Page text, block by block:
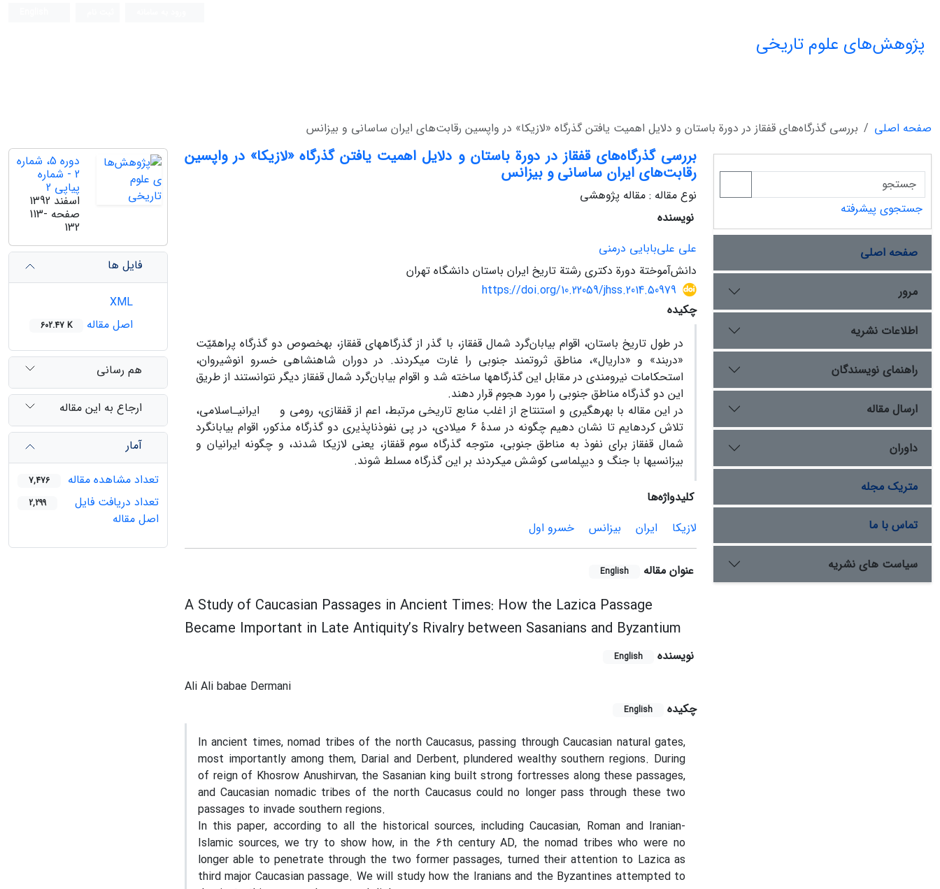
پژوهش‌های علوم تاریخی
صفحه اصلی بررسی گذر‌گاه‌های قفقاز در دورة باستان و دلایل اهمیت یافتن گذرگاه «‌لازیکا» در واپسین رقابت‌های ایران ساسانی و بیزانس
بررسی گذر‌گاه‌های قفقاز در دورة باستان و دلایل اهمیت یافتن گذرگاه «‌لازیکا» در واپسین
رقابت‌های ایران ساسانی و بیزانس
نوع مقاله : مقاله پژوهشی
نویسنده
علی علی‌بابایی درمنی
دانش‌آموختة دورة دکتری رشتة تاریخ ایران باستان دانشگاه تهران
https://doi.org/10.22059/jhss.2014.50979
چکیده
در طول تاریخ باستان، اقوام بیابان‌گرد شمال قفقاز، با گذر از گذرگاه­های قفقاز، به­خصوص دو گذرگاه پراهمّیّت
«دربند» و «داریال»، مناطق ثروتمند جنوبی را غارت می­کردند. در دوران شاهنشاهی خسرو انوشیروان،
استحکامات نیرومندی در مقابل این گذرگاه­ها ساخته شد و اقوام بیابان‌گرد شمال قفقاز دیگر نتوانستند از طریق
این دو گذرگاه مناطق جنوبی را مورد هجوم قرار دهند.
در این مقاله با بهره­گیری و استنتاج از اغلب منابع تاریخی مرتبط، اعم از قفقازی، رومی و ایرانیـاسلامی،
تلاش کرده­ایم تا نشان دهیم چگونه در سدۀ 6 میلادی، در پی نفوذناپذیری دو گذرگاه مذکور، اقوام بیابان­گرد
شمال قفقاز برای نفوذ به مناطق جنوبی، متوجه گذرگاه سوم قفقاز، یعنی لازیکا شدند، و چگونه ایرانیان و
بیزانسی­ها با جنگ و دیپلماسی کوشش می­کردند بر این گذرگاه مسلط شوند.
کلیدواژه‌ها
لازیکا
ایران بیزانس خسرو اول
عنوان مقاله English
A Study of Caucasian Passages in Ancient Times: How the Lazica Passage
Became Important in Late Antiquity’s Rivalry between Sasanians and Byzantium
نویسنده English
Ali Ali babae Dermani
چکیده
English
In ancient times, nomad tribes of the north Caucasus, passing through Caucasian natural gates,
most importantly among them, Darial and Derbent, plundered wealthy southern regions. During
of reign of Khosrow Anushirvan, the Sasanian king built strong fortresses along these passages,
and Caucasian nomadic tribes of the north Caucasus could no longer pass through these two
passages to invade southern regions.
In this paper, according to all the historical sources, including Caucasian, Roman and Iranian-
Islamic sources, we try to show how, in the 6th century AD, the nomad tribes who were no
longer able to penetrate through the two former passages, turned their attention to Lazica as
third major Caucasian passage. We will study how the Iranians and the Byzantines attempted to
دوره 5، شماره
2 - شماره
پیاپی 2
اسفند 1392
صفحه 113-
132
فایل ها
اصل مقاله
602.47 K
هم رسانی
ارجاع به این مقاله
آمار
تعداد مشاهده مقاله
7,476
تعداد دریافت فایل
اصل مقاله
2,299
جستجوی پیشرفته
صفحه اصلی
مرور
اطلاعات نشریه
راهنمای نویسندگان
ارسال مقاله
داوران
متریک مجله
تماس با ما
سیاست های نشریه